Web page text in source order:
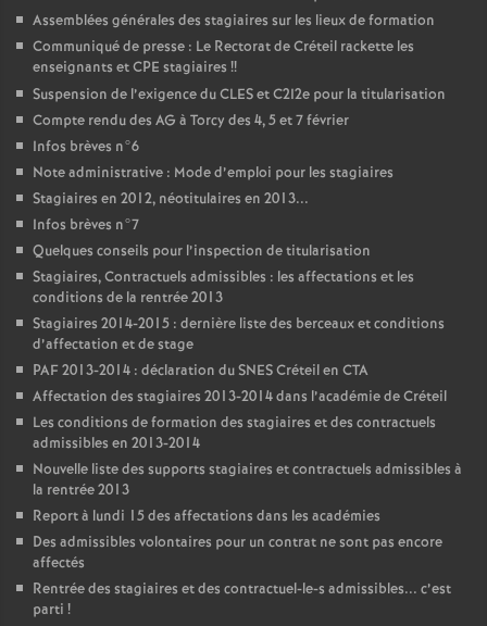
Assemblées générales des stagiaires sur les lieux de formation
Communiqué de presse : Le Rectorat de Créteil rackette les
enseignants etCPE stagiaires !!
Suspension de l’exigence duCLESet C2I2e pour la titularisation
Compte rendu des AG à Torcy des 4, 5 et 7 février
Infos brèves n°6
Note administrative : Mode d’emploi pour les stagiaires
Stagiaires en 2012, néotitulaires en 2013...
Infos brèves n°7
Quelques conseils pour l’inspection de titularisation
Stagiaires, Contractuels admissibles : les affectations et les
conditions de la rentrée 2013
Stagiaires 2014-2015 : dernière liste des berceaux et conditions
d’affectation et de stage
PAF2013-2014 : déclaration duSNESCréteil en CTA
Affectation des stagiaires 2013-2014 dans l’académie de Créteil
Les conditions de formation des stagiaires et des contractuels
admissibles en 2013-2014
Nouvelle liste des supports stagiaires et contractuels admissibles à
la rentrée 2013
Report à lundi 15 des affectations dans les académies
Des admissibles volontaires pour un contrat ne sont pas encore
affectés
Rentrée des stagiaires et des contractuel-le-s admissibles... c’est
parti !